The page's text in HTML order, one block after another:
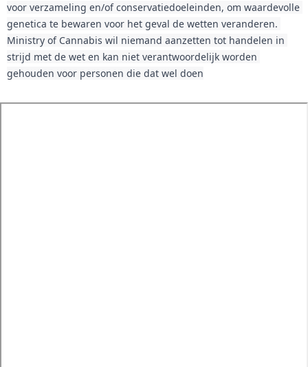
voor verzameling en/of conservatiedoeleinden, om waardevolle
genetica te bewaren voor het geval de wetten veranderen.
Ministry of Cannabis wil niemand aanzetten tot handelen in
strijd met de wet en kan niet verantwoordelijk worden
gehouden voor personen die dat wel doen